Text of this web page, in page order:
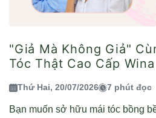
"Giả Mà Không Giả"
Tóc Thật Cao Cấp Wina
Thứ Hai, 20/07/2026 7 phút đọc
Bạn muốn sở hữu mái tóc bồng